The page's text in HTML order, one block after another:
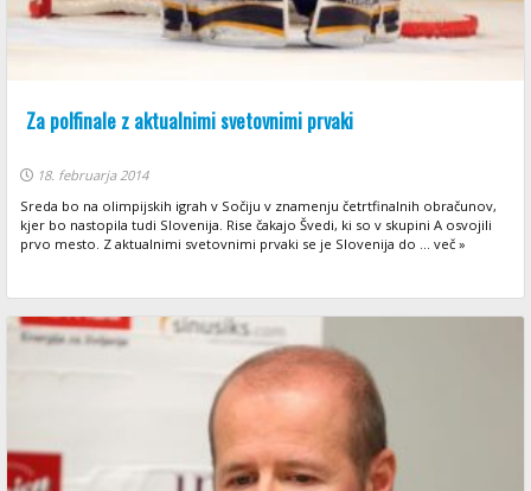
Za polfinale z aktualnimi svetovnimi prvaki
18. februarja 2014
Sreda bo na olimpijskih igrah v Sočiju v znamenju četrtfinalnih obračunov,
kjer bo nastopila tudi Slovenija. Rise čakajo Švedi, ki so v skupini A osvojili
prvo mesto. Z aktualnimi svetovnimi prvaki se je Slovenija do ... več »